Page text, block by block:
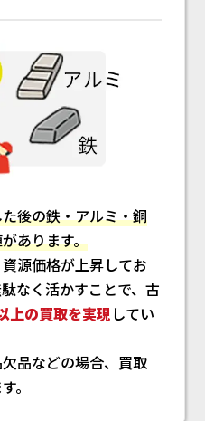
後の鉄・アルミ・銅
あります。
源価格が上昇してお
なく活かすことで、古
上の買取を実現 してい
品などの場合、買取
。